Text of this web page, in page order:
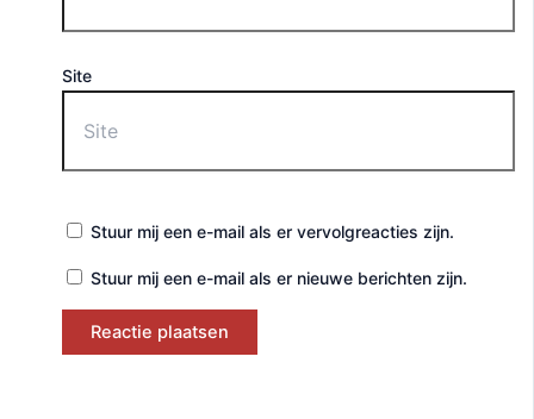
Site
Stuur mij een e-mail als er vervolgreacties zijn.
Stuur mij een e-mail als er nieuwe berichten zijn.